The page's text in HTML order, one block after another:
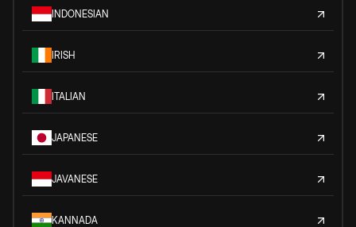
INDONESIAN
IRISH
ITALIAN
JAPANESE
JAVANESE
KANNADA